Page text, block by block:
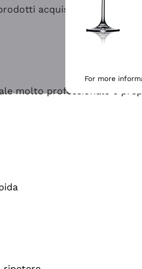
acquistati
molto professionale e
For more